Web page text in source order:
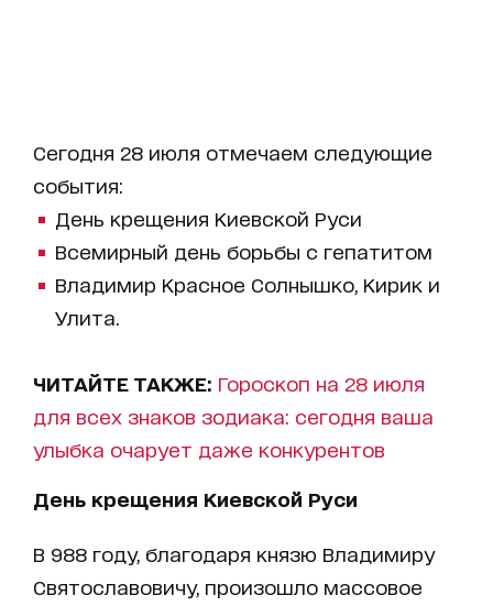
Сегодня 28 июля отмечаем следующие
события:
День крещения Киевской Руси
Всемирный день борьбы с гепатитом
Владимир Красное Солнышко, Кирик и
Улита.
ЧИТАЙТЕ ТАКЖЕ: Гороскоп на 28 июля
для всех знаков зодиака: сегодня ваша
улыбка очарует даже конкурентов
День крещения Киевской Руси
В 988 году, благодаря князю Владимиру
Святославовичу, произошло массовое